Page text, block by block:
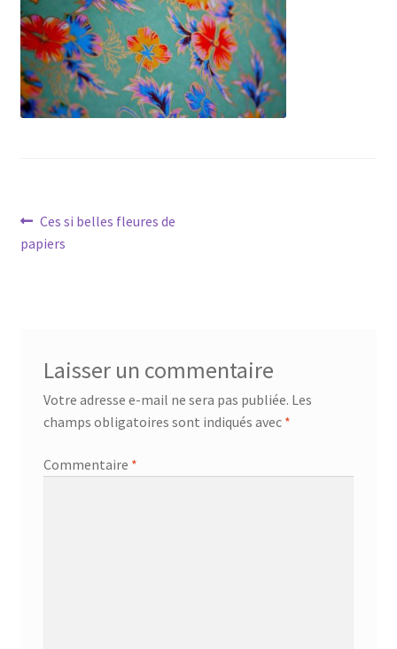
Navigation
de
Article
précédent :
Ces si belles fleures de
papiers
Laisser un commentaire
Votre adresse e-mail ne sera pas publiée. Les
champs obligatoires sont indiqués avec *
Commentaire *